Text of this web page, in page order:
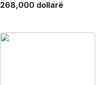
268,000 dollarë